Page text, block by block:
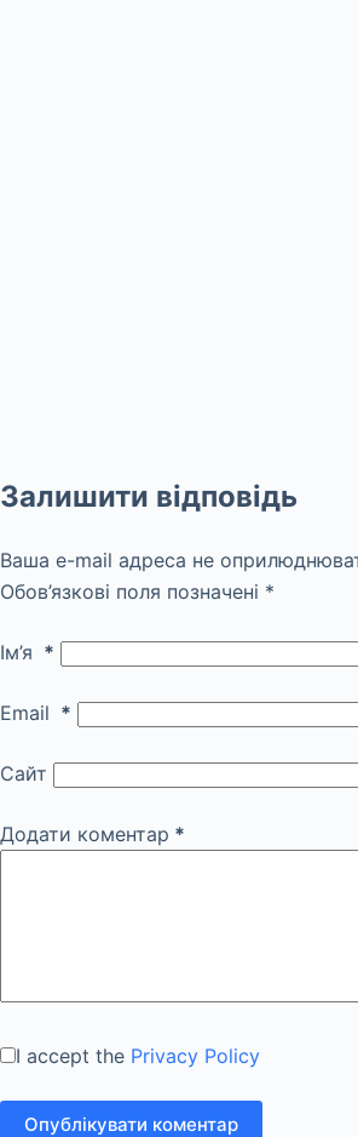
Залишити відповідь
Ваша e-mail адреса не
Обов’язкові поля позначені *
Ім’я *
Email *
Сайт
Додати коментар *
I accept the Privacy Policy
Опублікувати коментар